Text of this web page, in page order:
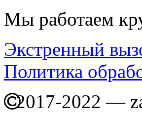
Мы работаем
Экстренный
Политика
2017-2022 —